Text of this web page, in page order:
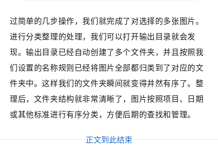
过简单的几步操作，我们就完成了对选择的多张图片。
进行分类整理的处理，我们可以打开输出目录就会发
现。输出目录已经自动创建了多个文件夹，并且按照我
们设置的名称规则已经将图片全部都归类到了对应的文
件夹中。这样我们的文件夹瞬间就变得井然有序了。整
理后，文件夹结构就非常清晰了，图片按照项目、日期
或其他标准进行有序分类，方便后期的查找和管理。
正文到此结束